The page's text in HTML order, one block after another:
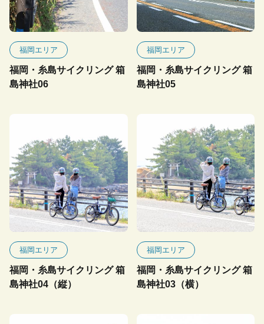
福岡エリア
福岡・糸島サイクリング 箱
島神社06
福岡エリア
福岡・糸島サイクリング 箱
島神社05
福岡エリア
福岡・糸島サイクリング 箱
島神社04（縦）
福岡エリア
福岡・糸島サイクリング 箱
島神社03（横）